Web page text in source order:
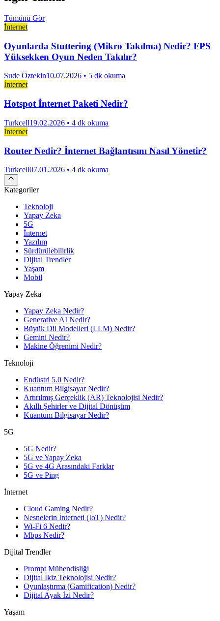
Tümünü Gör
İnternet
Oyunlarda Stuttering (Mikro Takılma) Nedir? FPS
Yüksekken Oyun Neden Takılır?
Sude Öztekin10.07.2026 • 5 dk okuma
İnternet
Hotspot İnternet Paketi Nedir?
Turkcell19.02.2026 • 4 dk okuma
İnternet
Router Nedir? İnternet Bağlantısını Nasıl Yönetir?
Turkcell07.01.2026 • 4 dk okuma
Kategoriler
Teknoloji
Yapay Zeka
5G
İnternet
Yazılım
Sürdürülebilirlik
Dijital Trendler
Yaşam
Mobil
Yapay Zeka
Yapay Zeka Nedir?
Generative AI Nedir?
Büyük Dil Modelleri (LLM) Nedir?
Gemini Nedir?
Makine Öğrenimi Nedir?
Teknoloji
Endüstri 5.0 Nedir?
Kuantum Bilgisayar Nedir?
Artırılmış Gerçeklik (AR) Teknolojisi Nedir?
Akıllı Şehirler ve Dijital Dönüşüm
Kuantum Bilgisayar Nedir?
5G
5G Nedir?
5G ve Yapay Zeka
5G ve 4G Arasındaki Farklar
5G ve Ping
İnternet
Cloud Gaming Nedir?
Nesnelerin İnterneti (IoT) Nedir?
Wi-Fi 6 Nedir?
Mbps Nedir?
Dijital Trendler
Prompt Mühendisliği
Dijital İkiz Teknolojisi Nedir?
Oyunlaştırma (Gamification) Nedir?
Dijital Ayak İzi Nedir?
Yaşam